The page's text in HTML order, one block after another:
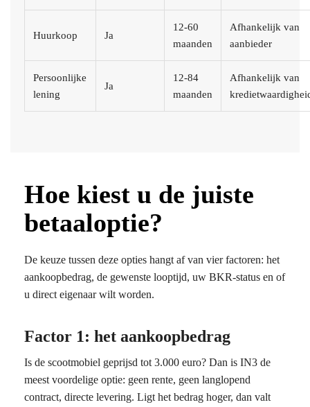
Huurkoop Ja
12-60
maanden
Afhankelijk van
aanbieder
Persoonlijke
lening
Ja
12-84
maanden
Afhankelijk van
Hoe kiest u de juiste
betaaloptie?
De keuze tussen deze opties hangt af van vier factoren: het
aankoopbedrag, de gewenste looptijd, uw BKR-status en of
u direct eigenaar wilt worden.
Factor 1: het aankoopbedrag
Is de scootmobiel geprijsd tot 3.000 euro? Dan is IN3 de
meest voordelige optie: geen rente, geen langlopend
contract, directe levering. Ligt het bedrag hoger, dan valt